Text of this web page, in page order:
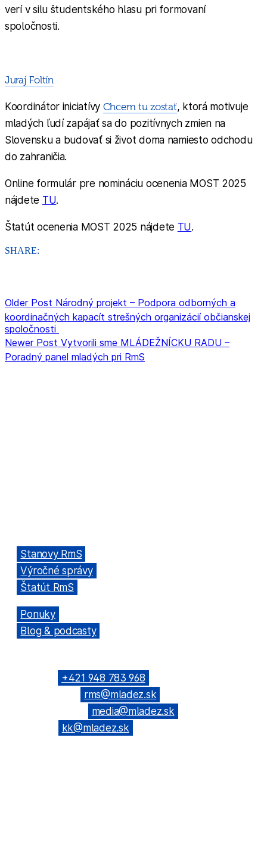
verí v silu študentského hlasu pri formovaní
spoločnosti.
Juraj Foltín
Koordinátor iniciatívy Chcem tu zostať, ktorá motivuje
mladých ľudí zapájať sa do pozitívnych zmien na
Slovensku a budovať si život doma namiesto odchodu
do zahraničia.
Online formulár pre nomináciu ocenenia MOST 2025
nájdete TU.
Štatút ocenenia MOST 2025 nájdete TU.
SHARE:
Older Post Národný projekt – Podpora odborných a
koordinačných kapacít strešných organizácií občianskej
spoločnosti
Newer Post Vytvorili sme MLÁDEŽNÍCKU RADU –
Poradný panel mladých pri RmS
Stanovy RmS
Výročné správy
Štatút RmS
Ponuky
Blog & podcasty
+421 948 783 968
rms@mladez.sk
media@mladez.sk
kk@mladez.sk